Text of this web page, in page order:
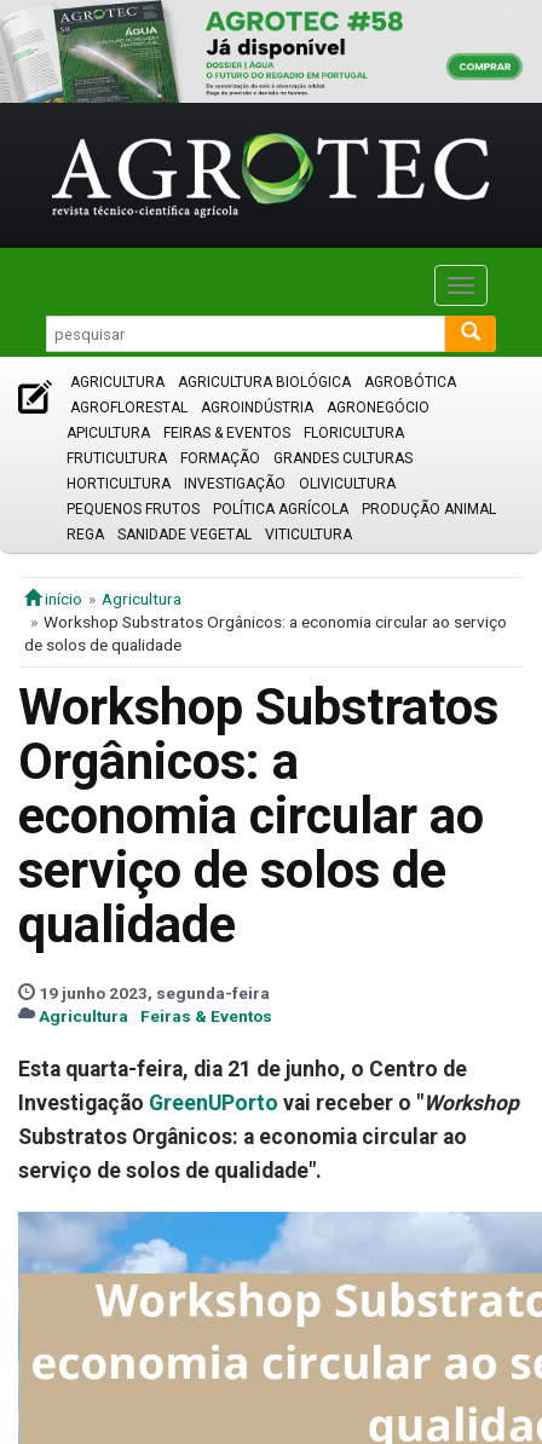
Toggle
AGRICULTURA AGRICULTURA BIOLÓGICA
AGROBÓTICA
AGROFLORESTAL
AGROINDÚSTRIA
AGRONEGÓCIO
APICULTURA
FEIRAS & EVENTOS
FLORICULTURA
FRUTICULTURA
FORMAÇÃO
GRANDES CULTURAS
HORTICULTURA
INVESTIGAÇÃO
OLIVICULTURA
PEQUENOS FRUTOS
POLÍTICA AGRÍCOLA
PRODUÇÃO ANIMAL
REGA
SANIDADE VEGETAL VITICULTURA
início
Agricultura
Workshop Substratos Orgânicos: a economia circular ao serviço
de solos de qualidade
Workshop Substratos
Orgânicos: a
economia circular ao
serviço de solos de
qualidade
19 junho 2023, segunda-feira
Agricultura
Feiras & Eventos
Esta quarta-feira, dia 21 de junho, o Centro de
Investigação GreenUPorto vai receber o "Workshop
Substratos Orgânicos: a economia circular ao
serviço de solos de qualidade".